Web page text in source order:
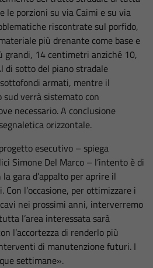
le porzioni su via Caimi e su via
riscontrate sul porfido,
più drenante come base e
grandi, 14 centimetri anziché 10,
di sotto del piano stradale
armati, mentre il
verrà sistemato con
necessario. A conclusione
orizzontale.
esecutivo – spiega
Simone Del Marco – l’intento è di
gara d’appalto per aprire il
l’occasione, per ottimizzare i
nei prossimi anni, interverremo
l’area interessata sarà
l’accortezza di renderlo più
di manutenzione futuri. I
settimane».